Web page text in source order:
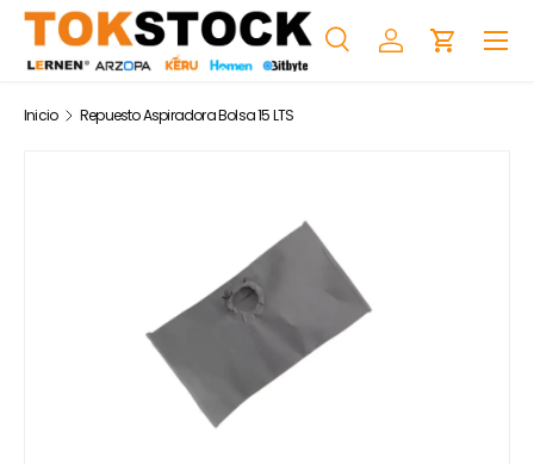
Ir al contenido
BuscarIniciar sesión
Carrito
Menú
Inicio Repuesto Aspiradora Bolsa 15 LTS